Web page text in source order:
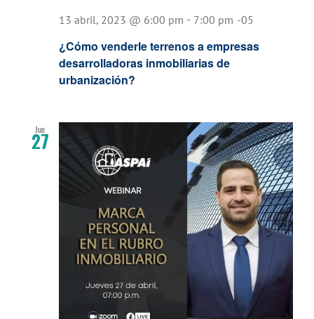
¿Cómo venderle terrenos a empresas
desarrolladoras inmobiliarias de
urbanización?
13 abril, 2023 @ 6:00 pm - 7:00 pm -05
Jue
27